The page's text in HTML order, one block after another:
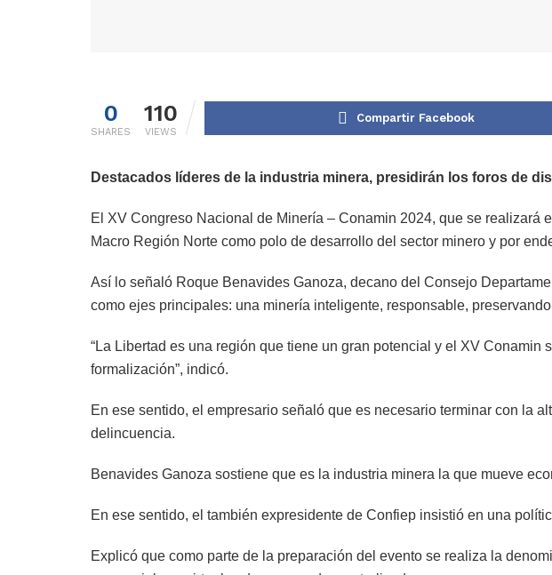
0
SHARES
110
VIEWS
Compartir Facebook
Destacados líderes de la industria minera, presidirán los foros de
El XV Congreso Nacional de Minería – Conamin 2024, que se
Macro Región Norte como polo de desarrollo del sector minero y por
Así lo señaló Roque Benavides Ganoza, decano del Consejo
como ejes principales: una minería inteligente, responsable,
“La Libertad es una región que tiene un gran potencial y el XV
formalización”, indicó.
En ese sentido, el empresario señaló que es necesario terminar con la
delincuencia.
Benavides Ganoza sostiene que es la industria minera la que mueve
En ese sentido, el también expresidente de Confiep insistió en una
Explicó que como parte de la preparación del evento se realiza la